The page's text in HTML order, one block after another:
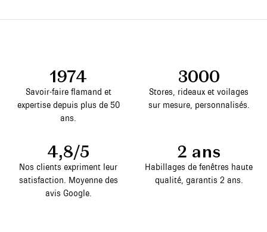
1974
Savoir-faire flamand et
expertise depuis plus de 50
ans.
3000
Stores, rideaux et voilages
sur mesure, personnalisés.
4,8/5
Nos clients expriment leur
satisfaction. Moyenne des
avis Google.
2 ans
Habillages de fenêtres haute
qualité, garantis 2 ans.